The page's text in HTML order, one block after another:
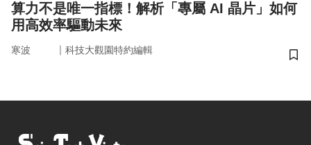
算力不是唯一指標！解析「專屬 AI 晶片」如何
用高效率驅動未來
寒波 ｜ 科技大觀園特約編輯
儲